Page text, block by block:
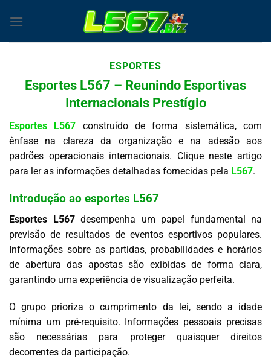
ESPORTES
Esportes L567 – Reunindo Esportivas
Internacionais Prestígio
Esportes L567
construído de forma sistemática, com
ênfase na clareza da organização e na adesão aos
padrões operacionais internacionais. Clique neste artigo
para ler as informações detalhadas fornecidas pela L567.
Introdução ao esportes L567
Esportes L567 desempenha um papel fundamental na
previsão de resultados de eventos esportivos populares.
Informações sobre as partidas, probabilidades e horários
de abertura das apostas são exibidas de forma clara,
garantindo uma experiência de visualização perfeita.
O grupo prioriza o cumprimento da lei, sendo a idade
mínima um pré-requisito. Informações pessoais precisas
são necessárias para proteger quaisquer direitos
decorrentes da participação.